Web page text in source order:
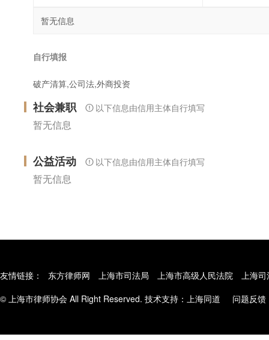
暂无信息
自行填报
破产清算,公司法,外商投资
社会兼职 以下信息由信用主体自行填写
暂无信息
公益活动 以下信息由信用主体自行填写
暂无信息
友情链接： 东方律师网 上海市司法局 上海市高级人民法院
上海
© 上海市律师协会 All Right Reserved. 技术支持： 上海同道 问题反馈